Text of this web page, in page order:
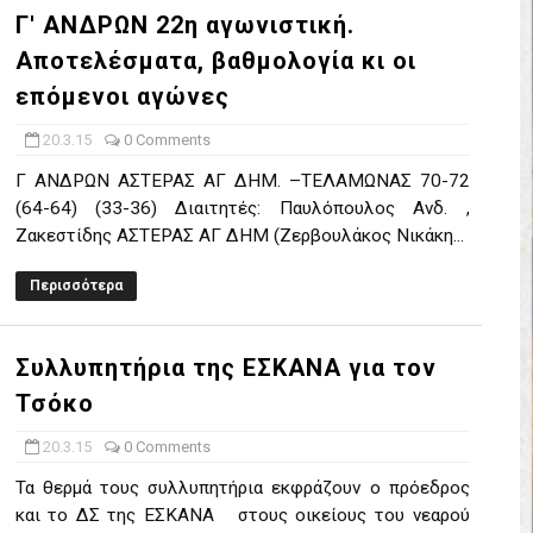
71-56 την Δραπετσώνα στον μικρό τελικό
83-72 τον Εθνικό Λαγυνών
ΣΤΗΝ NL 2 : ΑΥΡΙΟ ΚΥΡΙΑΚΗ 21.06.26 ΣΤΟ ΕΑΚ ΒΟΛΟΥ
ο Ρέντης στον τελικό 104-77 την Δραπετσώνα επανήλθε στην
ΣΗΜΕΡΑ ΑΕ ΡΕΝΤΗ ΔΡΑΠΕΤΣΩΝΑ ΔΑΣ (19.30) & ΕΡΜΗΣ
Ηλίας 77-73 μέσα στο Πέραμα την Φιλία
των γραφείων της ΕΣΚΑΝΑ στον Δήμο Νίκαιας/Ρέντη
με Αρετσού ο Πανελευσινιακός 55-67 (video της
τιμήθηκε από το ΔΣ της ΕΣΚΑΝΑ για την κατάκτηση
ο Μανδραϊκός σε ματς θρίλερ με απίστευτη ανατροπή από
Γ' ΑΝΔΡΩΝ 22η αγωνιστική.
Αποτελέσματα, βαθμολογία κι οι
επόμενοι αγώνες
20.3.15 0 Comments
Γ ΑΝΔΡΩΝ ΑΣΤΕΡΑΣ ΑΓ ΔΗΜ. –ΤΕΛΑΜΩΝΑΣ 70-72
(64-64) (33-36) Διαιτητές: Παυλόπουλος Ανδ. ,
Ζακεστίδης ΑΣΤΕΡΑΣ ΑΓ ΔΗΜ (Ζερβουλάκος Νικάκη...
Περισσότερα
Συλλυπητήρια της ΕΣΚΑΝΑ για τον
Τσόκο
20.3.15 0 Comments
Τα θερμά τους συλλυπητήρια εκφράζουν ο πρόεδρος
και το ΔΣ της ΕΣΚΑΝΑ στους οικείους του νεαρού